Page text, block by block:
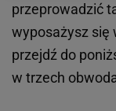
przeprowadzić
wyposażysz się
przejdź do
w trzech